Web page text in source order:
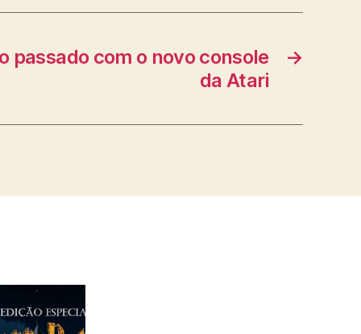
→
passado com o novo console
da Atari